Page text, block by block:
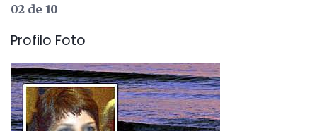
02 de 10
Profilo Foto